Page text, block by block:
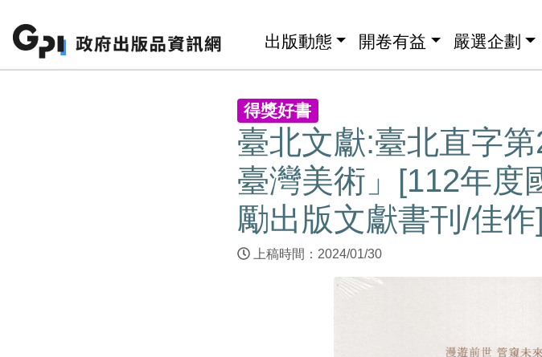
出版動態 開卷有益 嚴選企劃
得獎好書
臺北文獻:臺北直字
臺灣美術」[112年度
勵出版文獻書刊/佳作]
上稿時間：2024/01/30